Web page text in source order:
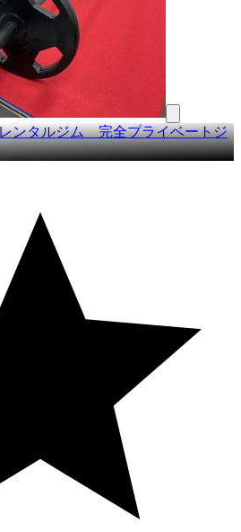
タルジム 完全プライベートジ